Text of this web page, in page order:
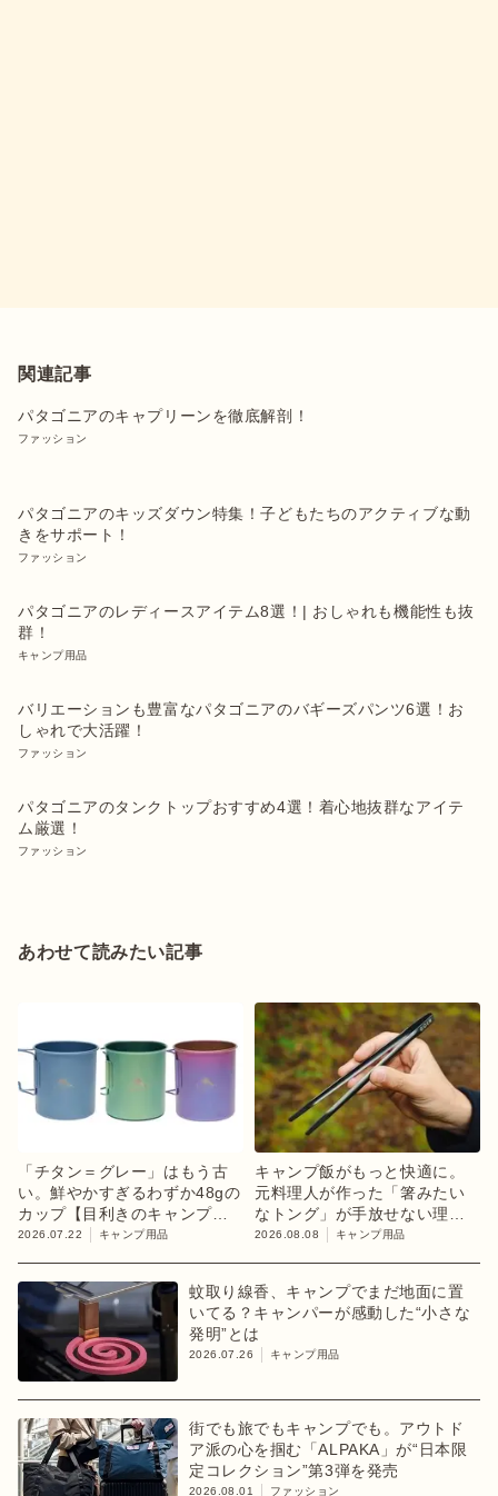
関連記事
パタゴニアのキャプリーンを徹底解剖！
ファッション
パタゴニアのキッズダウン特集！子どもたちのアクティブな動
きをサポート！
ファッション
パタゴニアのレディースアイテム8選！| おしゃれも機能性も抜
群！
キャンプ用品
バリエーションも豊富なパタゴニアのバギーズパンツ6選！お
しゃれで大活躍！
ファッション
パタゴニアのタンクトップおすすめ4選！着心地抜群なアイテ
ム厳選！
ファッション
あわせて読みたい記事
「チタン＝グレー」はもう古
い。鮮やかすぎるわずか48gの
カップ【目利きのキャンプギ
ア】
2026.07.22 キャンプ用品
キャンプ飯がもっと快適に。
元料理人が作った「箸みたい
なトング」が手放せない理由
【目利きのキャンプギア】
2026.08.08 キャンプ用品
蚊取り線香、キャンプでまだ地面に置
いてる？キャンパーが感動した“小さな
発明”とは
2026.07.26 キャンプ用品
街でも旅でもキャンプでも。アウトド
ア派の心を掴む「ALPAKA」が“日本限
定コレクション”第3弾を発売
2026.08.01 ファッション